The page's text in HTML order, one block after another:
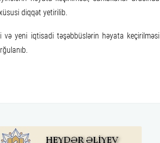
xüsusi diqqət yetirilib.
və yeni iqtisadi təşəbbüslərin həyata keçirilməsi